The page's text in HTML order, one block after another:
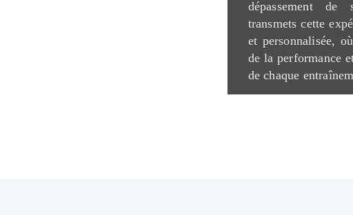
dépassement de
transmets cette
et personnalisée,
de la performance
de chaque